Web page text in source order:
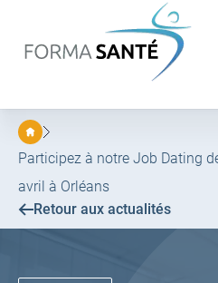
au
menu
au
contenu
Participez à notre Job Dating
avril à Orléans
Retour aux actualités